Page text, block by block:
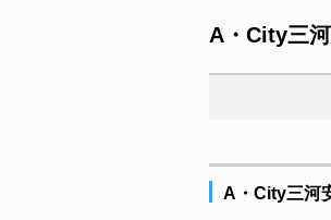
A・City三
A・City三河